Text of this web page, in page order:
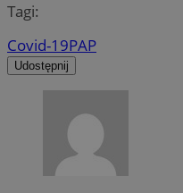
Tagi:
Covid-19PAP
Udostępnij